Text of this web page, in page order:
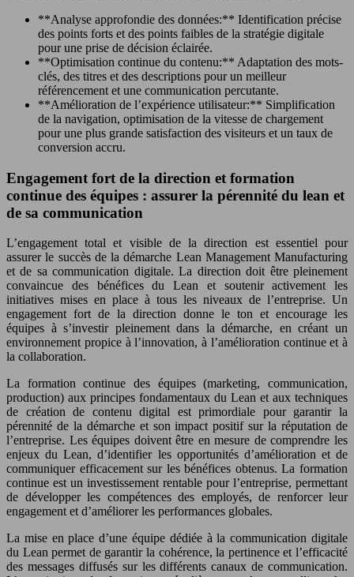
**Analyse approfondie des données:** Identification précise
des points forts et des points faibles de la stratégie digitale
pour une prise de décision éclairée.
**Optimisation continue du contenu:** Adaptation des mots-
clés, des titres et des descriptions pour un meilleur
référencement et une communication percutante.
**Amélioration de l’expérience utilisateur:** Simplification
de la navigation, optimisation de la vitesse de chargement
pour une plus grande satisfaction des visiteurs et un taux de
conversion accru.
Engagement fort de la direction et formation
continue des équipes : assurer la pérennité du lean et
de sa communication
L’engagement total et visible de la direction est essentiel pour
assurer le succès de la démarche Lean Management Manufacturing
et de sa communication digitale. La direction doit être pleinement
convaincue des bénéfices du Lean et soutenir activement les
initiatives mises en place à tous les niveaux de l’entreprise. Un
engagement fort de la direction donne le ton et encourage les
équipes à s’investir pleinement dans la démarche, en créant un
environnement propice à l’innovation, à l’amélioration continue et à
la collaboration.
La formation continue des équipes (marketing, communication,
production) aux principes fondamentaux du Lean et aux techniques
de création de contenu digital est primordiale pour garantir la
pérennité de la démarche et son impact positif sur la réputation de
l’entreprise. Les équipes doivent être en mesure de comprendre les
enjeux du Lean, d’identifier les opportunités d’amélioration et de
communiquer efficacement sur les bénéfices obtenus. La formation
continue est un investissement rentable pour l’entreprise, permettant
de développer les compétences des employés, de renforcer leur
engagement et d’améliorer les performances globales.
La mise en place d’une équipe dédiée à la communication digitale
du Lean permet de garantir la cohérence, la pertinence et l’efficacité
des messages diffusés sur les différents canaux de communication.